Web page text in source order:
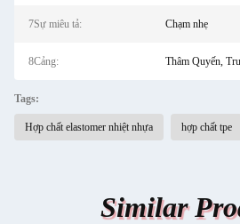
7Sự miêu tả: Chạm nhẹ
8Cảng: Thâm Quyến,
Tags:
Hợp chất elastomer nhiệt nhựa hợp chất tpe
Similar